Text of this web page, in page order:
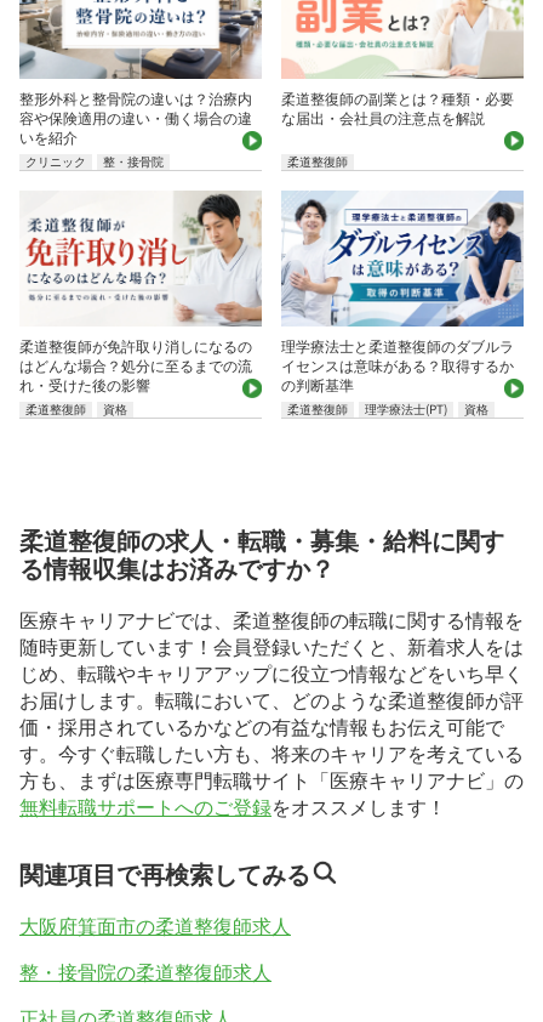
整形外科と整骨院の違いは？治療内
容や保険適用の違い・働く場合の違
いを紹介
クリニック 整・接骨院
柔道整復師の副業とは？種類・必要
な届出・会社員の注意点を解説
柔道整復師
柔道整復師が免許取り消しになるの
はどんな場合？処分に至るまでの流
れ・受けた後の影響
柔道整復師 資格
理学療法士と柔道整復師のダブルラ
イセンスは意味がある？取得するか
の判断基準
柔道整復師 理学療法士(PT) 資格
柔道整復師の求人・転職・募集・給料に関す
る情報収集はお済みですか？
医療キャリアナビでは、柔道整復師の転職に関する情報を
随時更新しています！会員登録いただくと、新着求人をは
じめ、転職やキャリアアップに役立つ情報などをいち早く
お届けします。転職において、どのような柔道整復師が評
価・採用されているかなどの有益な情報もお伝え可能で
す。今すぐ転職したい方も、将来のキャリアを考えている
方も、まずは医療専門転職サイト「医療キャリアナビ」の
無料転職サポートへのご登録をオススメします！
関連項目で再検索してみる
大阪府箕面市の柔道整復師求人
整・接骨院の柔道整復師求人